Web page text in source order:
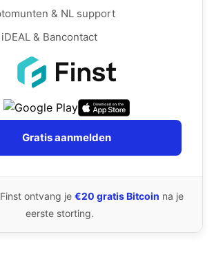
& NL support
& Bancontact
Gratis aanmelden
ontvang je €20 gratis Bitcoin na je
eerste storting.